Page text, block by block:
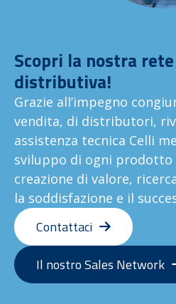
Scopri la nostra
distributiva!
Grazie all’impegno
vendita, di distributori,
assistenza tecnica Celli
sviluppo di ogni prodotto
creazione di valore,
la soddisfazione e il
Contattaci
Il nostro Sales Network